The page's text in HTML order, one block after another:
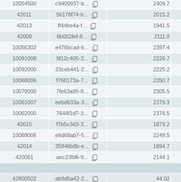
10054500 c9409937-b... 2409.7
42011 56178f74-b... 2015.2
42013 ff44be4a-f... 1941.5
42009 6b002fef-8... 2111.0
10056302 e476bcad-b... 2397.4
10091008 9f12c405-3... 2226.7
10092000 33ceb441-2... 2225.2
10068006 f768173a-7... 2350.7
10078000 7fe63a95-8... 2305.5
10061007 eebd633a-3... 2379.3
10062000 7644f1d7-3... 2376.5
42015 f7b5c3d3-3... 1879.2
10089006 e6d68ab7-5... 2249.5
42014 35846b8b-e... 1894.7
420061 aec23fd6-9... 2144.1
42800502 ab9d5a42-2... 44.02